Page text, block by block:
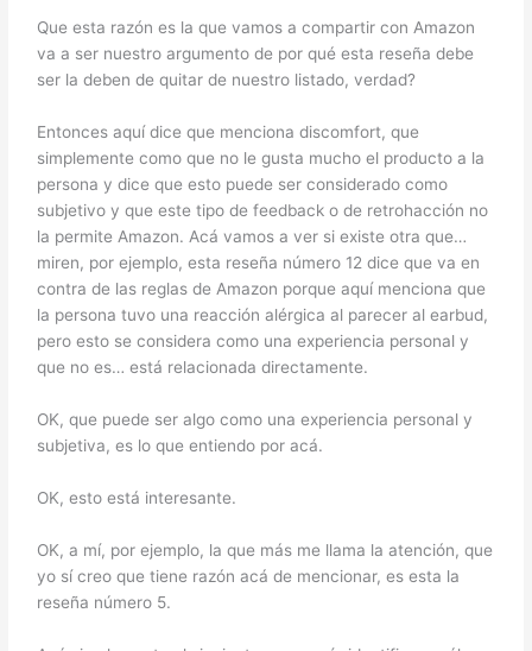
Que esta razón es la que vamos a compartir con Amazon
va a ser nuestro argumento de por qué esta reseña debe
ser la deben de quitar de nuestro listado, verdad?
Entonces aquí dice que menciona discomfort, que
simplemente como que no le gusta mucho el producto a la
persona y dice que esto puede ser considerado como
subjetivo y que este tipo de feedback o de retrohacción no
la permite Amazon. Acá vamos a ver si existe otra que…
miren, por ejemplo, esta reseña número 12 dice que va en
contra de las reglas de Amazon porque aquí menciona que
la persona tuvo una reacción alérgica al parecer al earbud,
pero esto se considera como una experiencia personal y
que no es… está relacionada directamente.
OK, que puede ser algo como una experiencia personal y
subjetiva, es lo que entiendo por acá.
OK, esto está interesante.
OK, a mí, por ejemplo, la que más me llama la atención, que
yo sí creo que tiene razón acá de mencionar, es esta la
reseña número 5.